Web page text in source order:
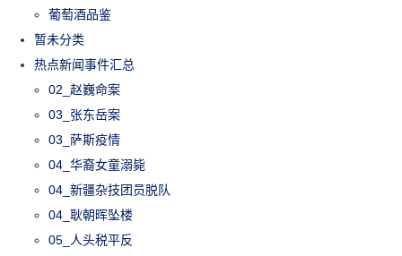
葡萄酒品鉴
暂未分类
热点新闻事件汇总
02_赵巍命案
03_张东岳案
03_萨斯疫情
04_华裔女童溺毙
04_新疆杂技团员脱队
04_耿朝晖坠楼
05_人头税平反